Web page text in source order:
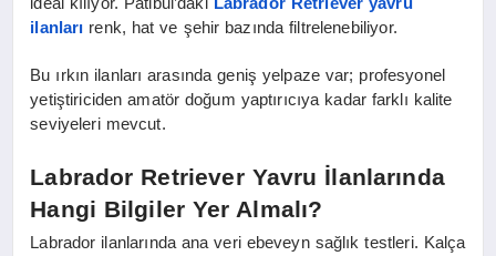
ilanları renk, hat ve şehir bazında filtrelenebiliyor.
Bu ırkın ilanları arasında geniş yelpaze var; profesyonel
yetiştiriciden amatör doğum yaptırıcıya kadar farklı kalite
seviyeleri mevcut.
Labrador Retriever Yavru İlanlarında
Hangi Bilgiler Yer Almalı?
Labrador ilanlarında ana veri ebeveyn sağlık testleri. Kalça